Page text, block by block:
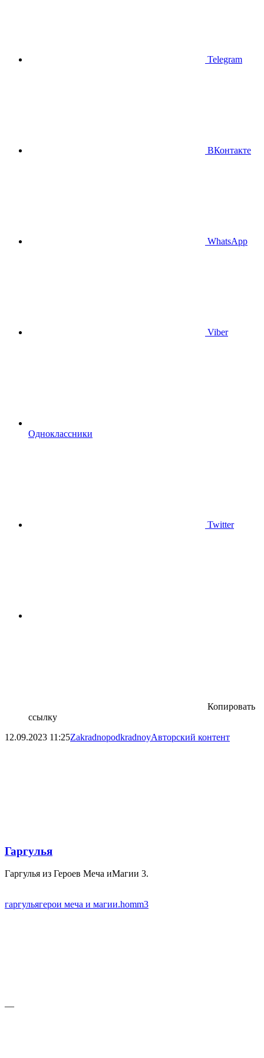
Telegram
ВКонтакте
WhatsApp
Viber
Одноклассники
Twitter
Копировать
ссылку
12.09.2023 11:25ZakradnopodkradnoyАвторский контент
Гаргулья
Гаргулья из Героев Меча иМагии 3.
гаргульягерои меча и магии.homm3
—